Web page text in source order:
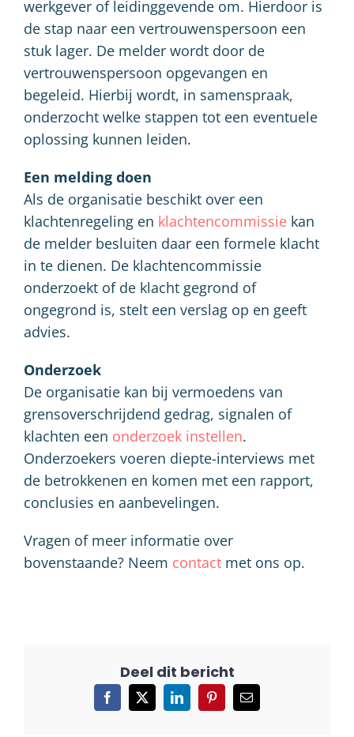
werkgever of leidinggevende om. Hierdoor is
de stap naar een vertrouwenspersoon een
stuk lager. De melder wordt door de
vertrouwenspersoon opgevangen en
begeleid. Hierbij wordt, in samenspraak,
onderzocht welke stappen tot een eventuele
oplossing kunnen leiden.
Een melding doen
Als de organisatie beschikt over een
klachtenregeling en klachtencommissie kan
de melder besluiten daar een formele klacht
in te dienen. De klachtencommissie
onderzoekt of de klacht gegrond of
ongegrond is, stelt een verslag op en geeft
advies.
Onderzoek
De organisatie kan bij vermoedens van
grensoverschrijdend gedrag, signalen of
klachten een onderzoek instellen.
Onderzoekers voeren diepte-interviews met
de betrokkenen en komen met een rapport,
conclusies en aanbevelingen.
Vragen of meer informatie over
bovenstaande? Neem contact met ons op.
Facebook
X LinkedInPinterest
E-
mail